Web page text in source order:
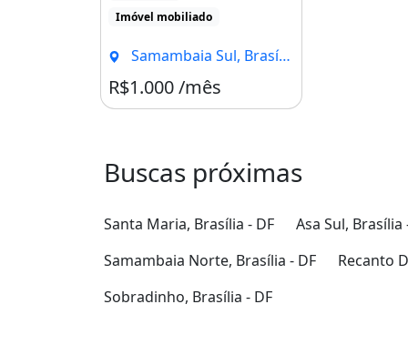
Imóvel mobiliado
Samambaia Sul, Brasília - DF
R$1.000 /mês
Buscas próximas
Santa Maria, Brasília - DF Asa Sul, Brasília
Samambaia Norte, Brasília - DF
Recanto
Sobradinho, Brasília - DF